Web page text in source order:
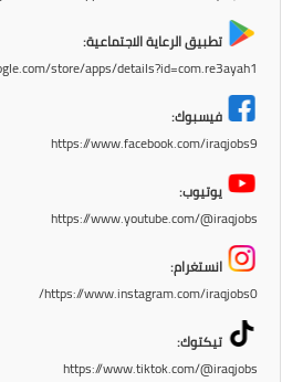
تطبيق الرعاية الاجتماعية:
store/apps/details?id=com.re3ayah1
فيسبوك:
https://www.facebook.com/iraqjobs9
يوتيوب:
https://www.youtube.com/@iraqjobs
انستغرام:
https://www.instagram.com/iraqjobs0/
تيكتوك:
https://www.tiktok.com/@iraqjobs